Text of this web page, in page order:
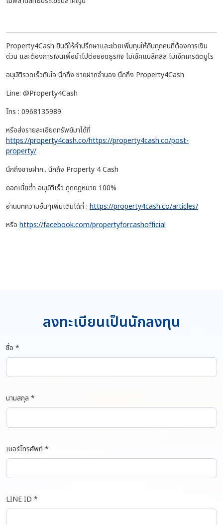
Property4Cash ยินดีให้คำปรึกษาและช่วยเพิ่มทุนให้กับทุกคนที่ต้องการเงิน
ด่วน และต้องการเงินเพื่อนำไปต่อยอดธุรกิจ ไม่เช็คแบล็คลิส ไม่เช็คเครดิตบูโร
อนุมัติรวดเร็วทันใจ นึกถึง ขายฝากจำนอง นึกถึง Property4Cash
Line: @Property4Cash
โทร : 0968135989
หรือส่งรายละเอียดทรัพย์มาได้ที่
https://property4cash.co/https://property4cash.co/post-
property/
นึกถึงขายฝาก.. นึกถึง Property 4 Cash
ดอกเบี้ยต่ำ อนุมัติเร็ว ถูกกฎหมาย 100%
อ่านบทความอื่นๆเพิ่มเติมได้ที่ : https://property4cash.co/articles/
หรือ https://facebook.com/propertyforcashofficial
ลงทะเบียนเป็นนักลงทุน
ชื่อ *
นามสกุล *
เบอร์โทรศัพท์ *
LINE ID *